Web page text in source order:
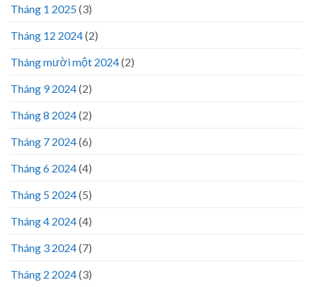
Tháng 1 2025(3)
Tháng 12 2024(2)
Tháng mười một 2024(2)
Tháng 9 2024(2)
Tháng 8 2024(2)
Tháng 7 2024(6)
Tháng 6 2024(4)
Tháng 5 2024(5)
Tháng 4 2024(4)
Tháng 3 2024(7)
Tháng 2 2024(3)